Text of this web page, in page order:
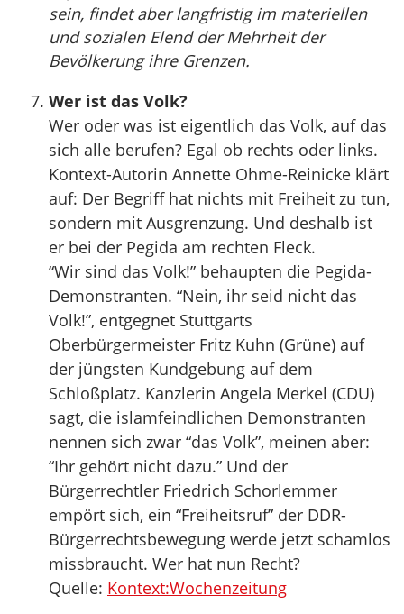
sein, findet aber langfristig im materiellen
und sozialen Elend der Mehrheit der
Bevölkerung ihre Grenzen.
Wer ist das Volk?
Wer oder was ist eigentlich das Volk, auf das
sich alle berufen? Egal ob rechts oder links.
Kontext-Autorin Annette Ohme-Reinicke klärt
auf: Der Begriff hat nichts mit Freiheit zu tun,
sondern mit Ausgrenzung. Und deshalb ist
er bei der Pegida am rechten Fleck.
“Wir sind das Volk!” behaupten die Pegida-
Demonstranten. “Nein, ihr seid nicht das
Volk!”, entgegnet Stuttgarts
Oberbürgermeister Fritz Kuhn (Grüne) auf
der jüngsten Kundgebung auf dem
Schloßplatz. Kanzlerin Angela Merkel (CDU)
sagt, die islamfeindlichen Demonstranten
nennen sich zwar “das Volk”, meinen aber:
“Ihr gehört nicht dazu.” Und der
Bürgerrechtler Friedrich Schorlemmer
empört sich, ein “Freiheitsruf” der DDR-
Bürgerrechtsbewegung werde jetzt schamlos
missbraucht. Wer hat nun Recht?
Quelle: Kontext:Wochenzeitung